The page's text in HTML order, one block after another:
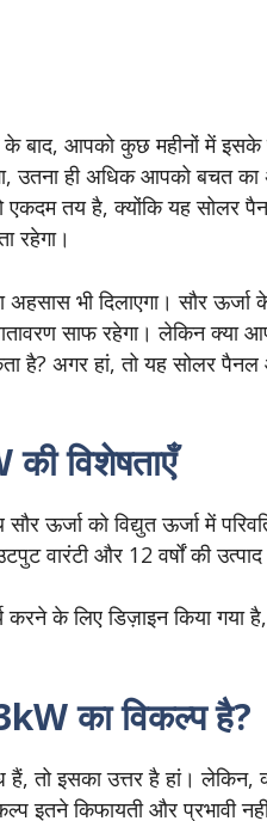
के बाद, आपको कुछ महीनों में इसके
ही अधिक आपको बचत का
एकदम तय है, क्योंकि यह सोलर
रहेगा।
भी दिलाएगा। सौर ऊर्जा
साफ रहेगा। लेकिन क्या
है? अगर हां, तो यह सोलर
विशेषताएँ
ऊर्जा को विद्युत ऊर्जा में
वारंटी और 12 वर्षों की
करने के लिए डिज़ाइन किया
का विकल्प है?
तो इसका उत्तर है हां। लेकिन,
इतने किफायती और प्रभावी